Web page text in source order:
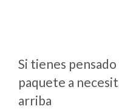
Si tienes
paquete a
arriba